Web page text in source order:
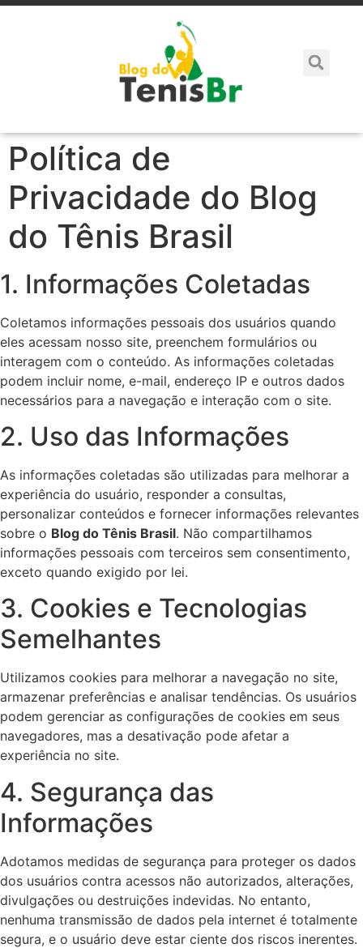
Política de
Privacidade do Blog
do Tênis Brasil
1. Informações Coletadas
Coletamos informações pessoais dos usuários quando
eles acessam nosso site, preenchem formulários ou
interagem com o conteúdo. As informações coletadas
podem incluir nome, e-mail, endereço IP e outros dados
necessários para a navegação e interação com o site.
2. Uso das Informações
As informações coletadas são utilizadas para melhorar a
experiência do usuário, responder a consultas,
personalizar conteúdos e fornecer informações relevantes
sobre o Blog do Tênis Brasil. Não compartilhamos
informações pessoais com terceiros sem consentimento,
exceto quando exigido por lei.
3. Cookies e Tecnologias
Semelhantes
Utilizamos cookies para melhorar a navegação no site,
armazenar preferências e analisar tendências. Os usuários
podem gerenciar as configurações de cookies em seus
navegadores, mas a desativação pode afetar a
experiência no site.
4. Segurança das
Informações
Adotamos medidas de segurança para proteger os dados
dos usuários contra acessos não autorizados, alterações,
divulgações ou destruições indevidas. No entanto,
nenhuma transmissão de dados pela internet é totalmente
segura, e o usuário deve estar ciente dos riscos inerentes.